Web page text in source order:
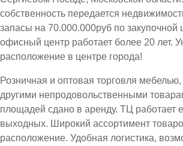
собственность передается
запасы на 70.000.000руб по закупочной
офисный центр работает более 20 лет.
расположение в центре города!
Розничная и оптовая торговля
другими непродовольственными
площадей сдано в аренду. ТЦ работает
выходных. Широкий ассортимент
расположение. Удобная логистика,